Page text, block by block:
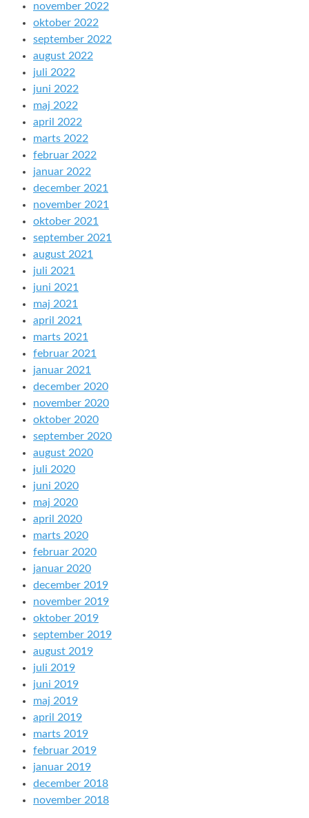
november 2022
oktober 2022
september 2022
august 2022
juli 2022
juni 2022
maj 2022
april 2022
marts 2022
februar 2022
januar 2022
december 2021
november 2021
oktober 2021
september 2021
august 2021
juli 2021
juni 2021
maj 2021
april 2021
marts 2021
februar 2021
januar 2021
december 2020
november 2020
oktober 2020
september 2020
august 2020
juli 2020
juni 2020
maj 2020
april 2020
marts 2020
februar 2020
januar 2020
december 2019
november 2019
oktober 2019
september 2019
august 2019
juli 2019
juni 2019
maj 2019
april 2019
marts 2019
februar 2019
januar 2019
december 2018
november 2018